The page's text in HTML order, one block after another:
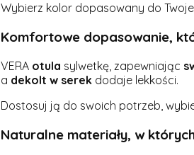
Wybierz kolor dopasowany do
Komfortowe dopasowanie,
VERA otula sylwetkę, zapewniając
a dekolt w serekdodaje lekkości.
Dostosuj ją do swoich potrzeb,
Naturalne materiały, w